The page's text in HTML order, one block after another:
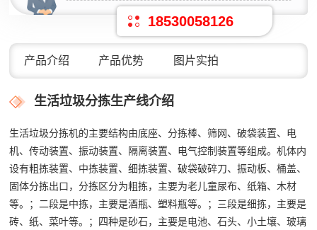
18530058126
产品介绍 产品优势 图片实拍
生活垃圾分拣生产线介绍
生活垃圾分拣机的主要结构由底座、分拣棒、筛网、破袋装置、电
机、传动装置、振动装置、隔离装置、电气控制装置等组成。机体内
设有粗拣装置、中拣装置、细拣装置、破袋破碎刀、振动板、桶盖、
固体分拣出口，分拣区分为粗拣，主要为老儿童尿布、纸箱、木材
等。；二段是中拣，主要是酒瓶、塑料瓶等。；三段是细拣，主要是
砖、纸、菜叶等。；四种是砂石，主要是电池、石头、小土壤、玻璃